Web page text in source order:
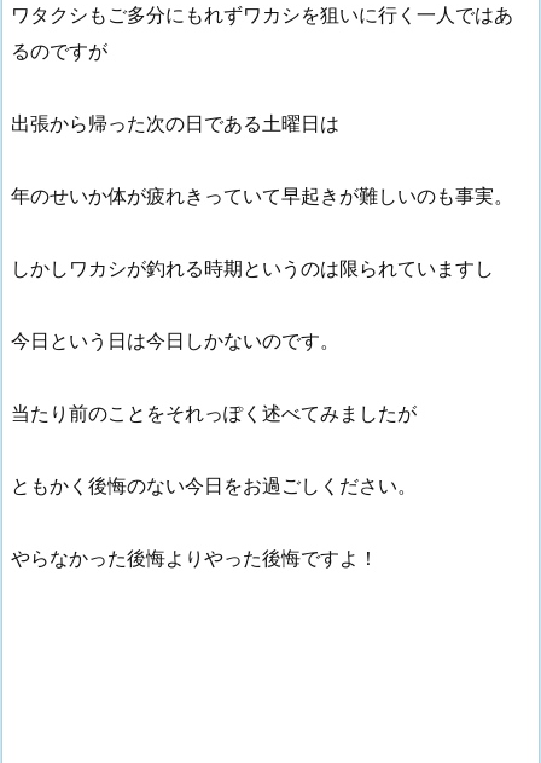
ワタクシもご多分にもれずワカシを狙いに行く一人ではあ
るのですが
出張から帰った次の日である土曜日は
年のせいか体が疲れきっていて早起きが難しいのも事実。
しかしワカシが釣れる時期というのは限られていますし
今日という日は今日しかないのです。
当たり前のことをそれっぽく述べてみましたが
ともかく後悔のない今日をお過ごしください。
やらなかった後悔よりやった後悔ですよ！